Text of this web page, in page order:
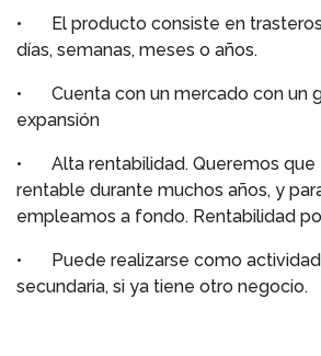
•
El producto consiste en
días, semanas, meses o años.
•
Cuenta con un mercado con un
expansión
•
Alta rentabilidad. Queremos
rentable durante muchos años, y
empleamos a fondo. Rentabilidad
•
Puede realizarse como
secundaria, si ya tiene otro negocio.